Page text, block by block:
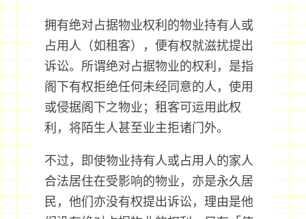
拥有绝对占据物业权利的物业持有人或
占用人（如租客），便有权就滋扰提出
诉讼。所谓绝对占据物业的权利，是指
阁下有权拒绝任何未经同意的人，使用
或侵据阁下之物业；租客可运用此权
利，将陌生人甚至业主拒诸门外。
不过，即使物业持有人或占用人的家人
合法居住在受影响的物业，亦是永久居
民，他们亦没有权提出诉讼，理由是他